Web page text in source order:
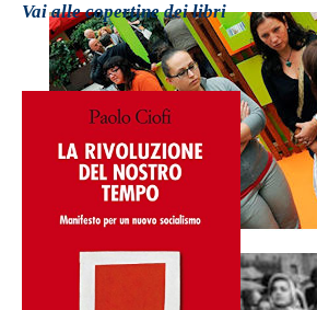
Vai alle copertine dei libri